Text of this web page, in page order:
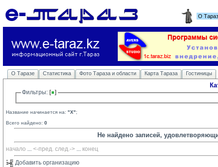
О
О Таразе Статистика Фото Тараза и области Карта Тараза Гостиницы
Фильтры:
Название начинается на: "X";
Всего найдено: 0
Не найдено записей,
начало ... <-пред. след.-> ... конец
Добавить организацию